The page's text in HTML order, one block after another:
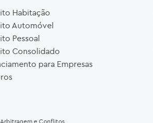
Habitação
Automóvel
Pessoal
Consolidado
para Empresas
e Conflitos